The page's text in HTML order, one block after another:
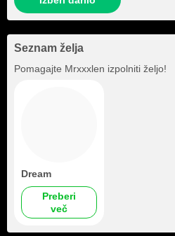
Seznam želja
Pomagajte Mrxxxlen izpolniti željo!
Dream
Preberi
več